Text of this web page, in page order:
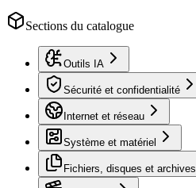
Sections du catalogue
Outils IA
Sécurité et confidentialité
Internet et réseau
Système et matériel
Fichiers, disques et archives